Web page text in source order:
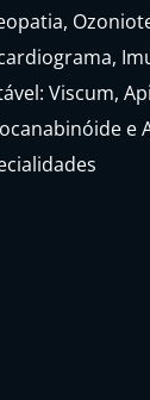
Viscum,
e